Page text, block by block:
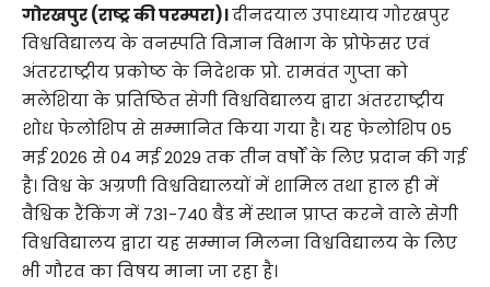
गोरखपुर (राष्ट्र की परम्परा)।दीनदयाल उपाध्याय गोरखपुर
विश्वविद्यालय के वनस्पति विज्ञान विभाग के प्रोफेसर एवं
अंतरराष्ट्रीय प्रकोष्ठ के निदेशक प्रो. रामवंत गुप्ता को
मलेशिया के प्रतिष्ठित सेगी विश्वविद्यालय द्वारा अंतरराष्ट्रीय
शोध फेलोशिप से सम्मानित किया गया है। यह फेलोशिप 05
मई 2026 से 04 मई 2029 तक तीन वर्षों के लिए प्रदान की गई
है। विश्व के अग्रणी विश्वविद्यालयों में शामिल तथा हाल ही में
वैश्विक रैंकिंग में 731-740 बैंड में स्थान प्राप्त करने वाले सेगी
विश्वविद्यालय द्वारा यह सम्मान मिलना विश्वविद्यालय के लिए
भी गौरव का विषय माना जा रहा है।